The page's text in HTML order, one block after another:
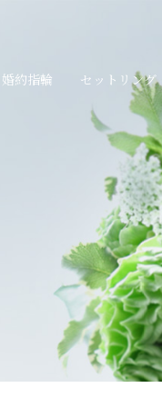
婚約指輪 セットリング